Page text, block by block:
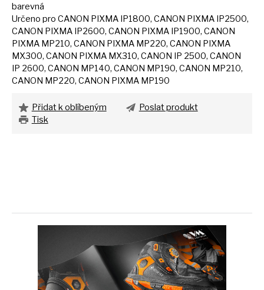
barevná
Určeno pro CANON PIXMA IP1800, CANON PIXMA IP2500,
CANON PIXMA IP2600, CANON PIXMA IP1900, CANON
PIXMA MP210, CANON PIXMA MP220, CANON PIXMA
MX300, CANON PIXMA MX310, CANON IP 2500, CANON
IP 2600, CANON MP140, CANON MP190, CANON MP210,
CANON MP220, CANON PIXMA MP190
Přidat k oblíbeným
Poslat produkt
Tisk